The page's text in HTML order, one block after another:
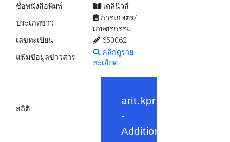
ชื่อหนังสือพิมพ์
เดลินิวส์
ประเภทข่าว
การเกษตร/
เกษตรกรรม
เลขทะเบียน
650062
แฟ้มข้อมูลข่าวสาร
คลิกดูราย
ละเอียด
สถิติ